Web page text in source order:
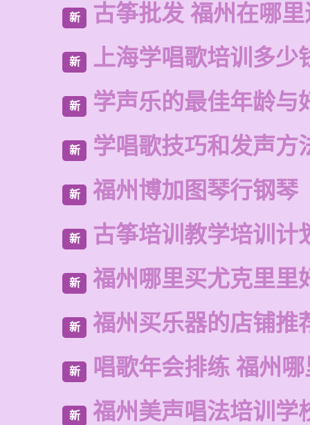
新 古筝批发 福州在哪
新 上海学唱歌培训多少
新 学声乐的最佳年龄与
新 学唱歌技巧和发声方
新 福州博加图琴行钢琴
新 古筝培训教学培训计
新 福州哪里买尤克里里
新 福州买乐器的店铺推
新 唱歌年会排练 福州
新 福州美声唱法培训学